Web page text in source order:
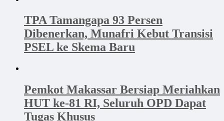
TPA Tamangapa 93 Persen
Dibenerkan, Munafri Kebut Transisi
PSEL ke Skema Baru
Pemkot Makassar Bersiap Meriahkan
HUT ke-81 RI, Seluruh OPD Dapat
Tugas Khusus